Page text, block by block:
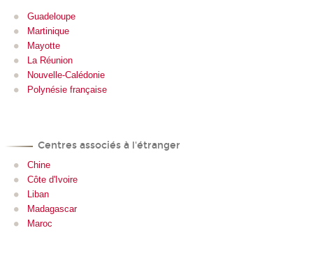
Guadeloupe
Martinique
Mayotte
La Réunion
Nouvelle-Calédonie
Polynésie française
Centres associés à l'étranger
Chine
Côte d'Ivoire
Liban
Madagascar
Maroc